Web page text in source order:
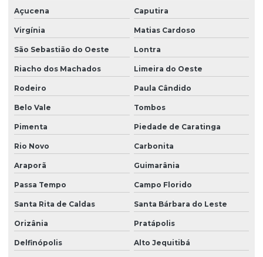
Açucena Caputira
Virgínia Matias Cardoso
São Sebastião do Oeste Lontra
Riacho dos Machados Limeira do Oeste
Rodeiro Paula Cândido
Belo Vale Tombos
Pimenta Piedade de Caratinga
Rio Novo Carbonita
Araporã Guimarânia
Passa Tempo Campo Florido
Santa Rita de Caldas Santa Bárbara do Leste
Orizânia Pratápolis
Delfinópolis Alto Jequitibá